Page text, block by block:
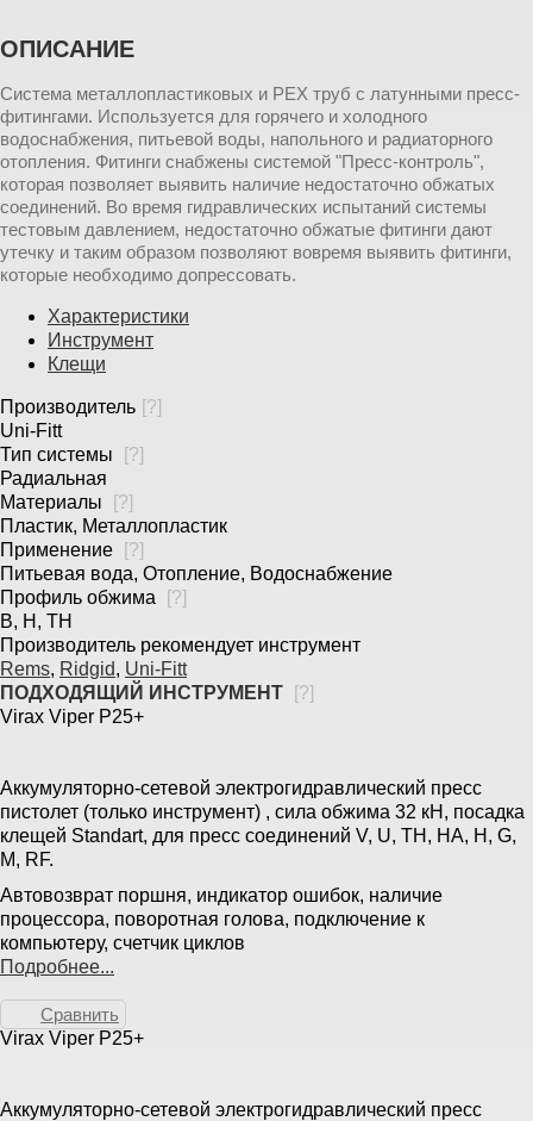
ОПИСАНИЕ
Система металлопластиковых и PEX труб с латунными пресс-
фитингами. Используется для горячего и холодного
водоснабжения, питьевой воды, напольного и радиаторного
отопления. Фитинги снабжены системой "Пресс-контроль",
которая позволяет выявить наличие недостаточно обжатых
соединений. Во время гидравлических испытаний системы
тестовым давлением, недостаточно обжатые фитинги дают
утечку и таким образом позволяют вовремя выявить фитинги,
которые необходимо допрессовать.
Характеристики
Инструмент
Клещи
Производитель [?]
Uni-Fitt
Тип системы
[?]
Радиальная
Материалы
[?]
Пластик, Металлопластик
Применение
[?]
Питьевая вода, Отопление, Водоснабжение
Профиль обжима
[?]
B, H, TH
Производитель рекомендует инструмент
Rems, Ridgid, Uni-Fitt
ПОДХОДЯЩИЙ ИНСТРУМЕНТ
[?]
Virax Viper P25+
Аккумуляторно-сетевой электрогидравлический пресс
пистолет (только инструмент) , сила обжима 32 кН, посадка
клещей Standart, для пресс соединений V, U, TH, HA, H, G,
M, RF.
Автовозврат поршня, индикатор ошибок, наличие
процессора, поворотная голова, подключение к
компьютеру, счетчик циклов
Подробнее...
Сравнить
Virax Viper P25+
Аккумуляторно-сетевой электрогидравлический пресс